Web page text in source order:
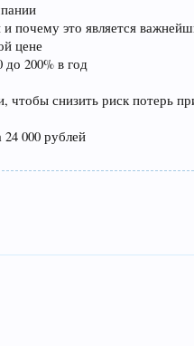
почему это является
цене
200% в год
снизить риск потерь
000 рублей